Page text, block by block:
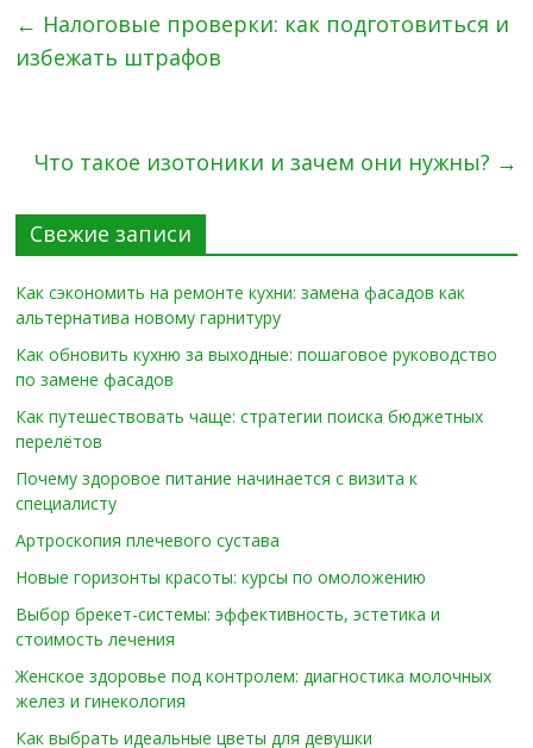
← Налоговые проверки: как подготовиться и
избежать штрафов
Что такое изотоники и зачем они нужны? →
Свежие записи
Как сэкономить на ремонте кухни: замена фасадов как
альтернатива новому гарнитуру
Как обновить кухню за выходные: пошаговое руководство
по замене фасадов
Как путешествовать чаще: стратегии поиска бюджетных
перелётов
Почему здоровое питание начинается с визита к
специалисту
Артроскопия плечевого сустава
Новые горизонты красоты: курсы по омоложению
Выбор брекет-системы: эффективность, эстетика и
стоимость лечения
Женское здоровье под контролем: диагностика молочных
желез и гинекология
Как выбрать идеальные цветы для девушки